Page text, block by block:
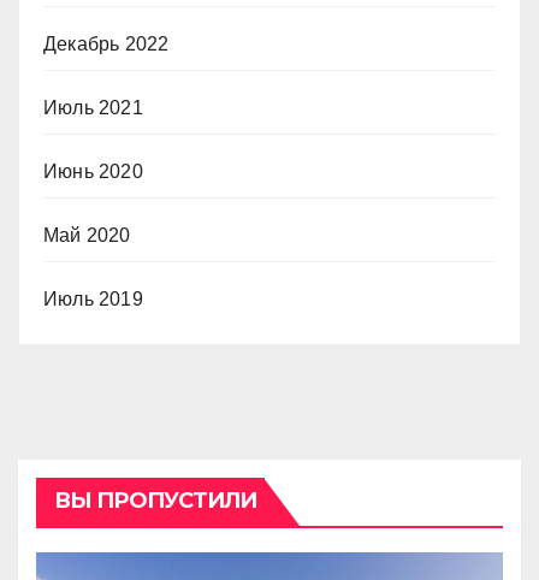
Декабрь 2022
Июль 2021
Июнь 2020
Май 2020
Июль 2019
ВЫ ПРОПУСТИЛИ